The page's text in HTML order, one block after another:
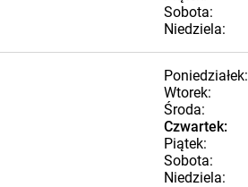
Sobota:
Niedziela:
Poniedziałek:
Wtorek:
Środa:
Czwartek:
Piątek:
Sobota:
Niedziela: